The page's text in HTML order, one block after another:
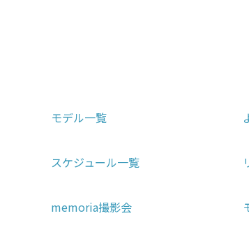
モデル一覧
スケジュール一覧
memoria撮影会